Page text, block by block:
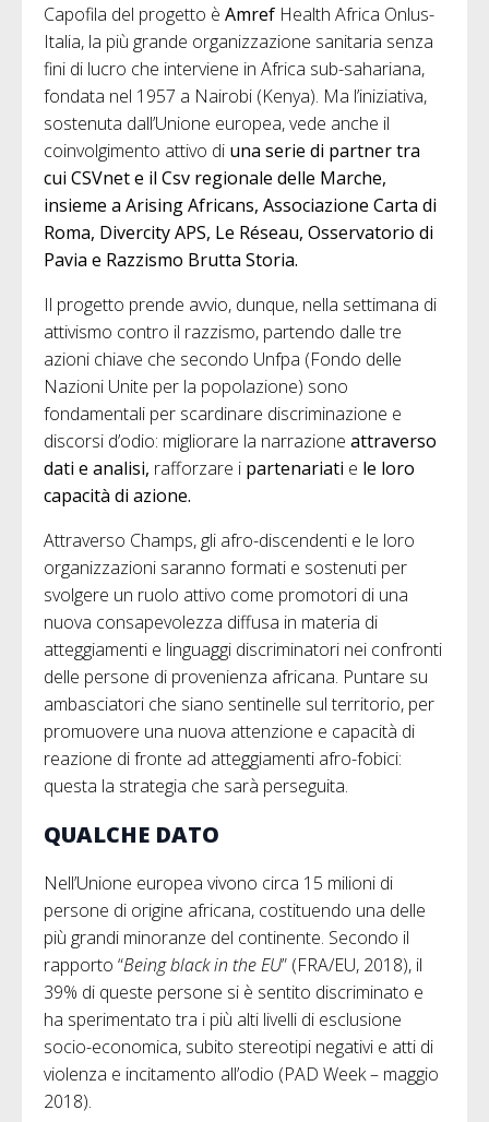
Capofila del progetto è Amref Health Africa Onlus-
Italia, la più grande organizzazione sanitaria senza
fini di lucro che interviene in Africa sub-sahariana,
fondata nel 1957 a Nairobi (Kenya). Ma l’iniziativa,
sostenuta dall’Unione europea, vede anche il
coinvolgimento attivo di una serie di partner tra
cui CSVnet e il Csv regionale delle Marche,
insieme a Arising Africans, Associazione Carta di
Roma, Divercity APS, Le Réseau, Osservatorio di
Pavia e Razzismo Brutta Storia.
Il progetto prende avvio, dunque, nella settimana di
attivismo contro il razzismo, partendo dalle tre
azioni chiave che secondo Unfpa (Fondo delle
Nazioni Unite per la popolazione) sono
fondamentali per scardinare discriminazione e
discorsi d’odio: migliorare la narrazione attraverso
dati e analisi, rafforzare i partenariati e le loro
capacità di azione.
Attraverso Champs, gli afro-discendenti e le loro
organizzazioni saranno formati e sostenuti per
svolgere un ruolo attivo come promotori di una
nuova consapevolezza diffusa in materia di
atteggiamenti e linguaggi discriminatori nei confronti
delle persone di provenienza africana. Puntare su
ambasciatori che siano sentinelle sul territorio, per
promuovere una nuova attenzione e capacità di
reazione di fronte ad atteggiamenti afro-fobici:
questa la strategia che sarà perseguita.
QUALCHE DATO
Nell’Unione europea vivono circa 15 milioni di
persone di origine africana, costituendo una delle
più grandi minoranze del continente. Secondo il
rapporto “Being black in the EU” (FRA/EU, 2018), il
39% di queste persone si è sentito discriminato e
ha sperimentato tra i più alti livelli di esclusione
socio-economica, subito stereotipi negativi e atti di
violenza e incitamento all’odio (PAD Week – maggio
2018).